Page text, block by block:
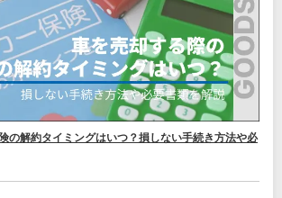
の解約タイミングはいつ？損しない手続き方法や必